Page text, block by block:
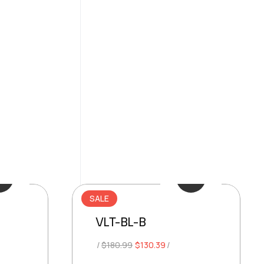
SALE
VLT-BL-B
$180.99 Original
$130.39 Current